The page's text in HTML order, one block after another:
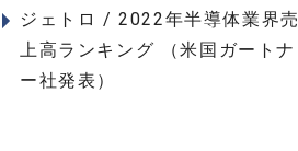
ジェトロ / 2022年半導体業界売
上高ランキング （米国ガートナ
ー社発表）